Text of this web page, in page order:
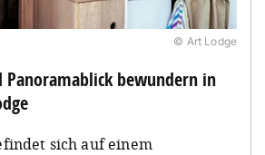
© Art Lodge
Panoramablick bewundern in
sich auf einem